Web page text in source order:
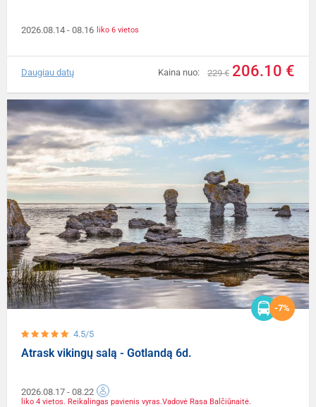
2026.08.14 - 08.16 liko 6 vietos
Kaina nuo: 229 € 206.10 €
Daugiau datų
4.5/5
-7%
Atrask vikingų salą - Gotlandą 6d.
2026.08.17 - 08.22
liko 4 vietos. Reikalingas pavienis vyras.Vadovė Rasa Balčiūnaitė.